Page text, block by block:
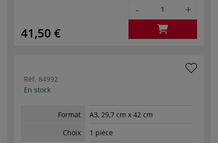
41,50 €
- +
Réf. 84992
En stock
Format
A3, 29,7 cm x 42 cm
Choix
1 pièce